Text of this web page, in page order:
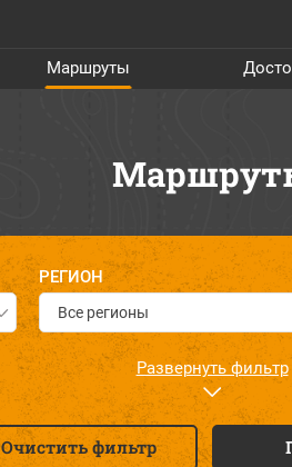
Маршруты
РЕГИОН
Все регионы
СЕЗОН
Все сезоныРазвернуть фильтр
Очистить фильтр